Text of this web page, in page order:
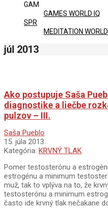
GAM
GAMES WORLD IQ
SPR
MEDITATION WORLD
júl 2013
Ako postupuje Saša
diagnostike a liečbe
pulzov – III.
2013-
07-
15
Saša Pueblo
15. júla 2013
Kategória: KRVNÝ TLAK
Pomer testosterónu a
estrogénu a minimum
muž, tak to vplýva na to, že
testosterónu a minimum
často ide krvný tlak nečakane